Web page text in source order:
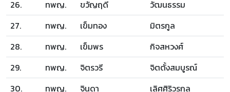
26.
ทพญ. ขวัญฤดี
วัฒนธรรม
27.
ทพญ. เข็มทอง
มิตรกูล
28.
ทพญ. เข็มพร
กิจสหวงศ์
29.
ทพญ. จิตรวรี
จิตตั้งสมบูรณ์
30.
ทพญ. จินดา
เลิศศิริวรกุล